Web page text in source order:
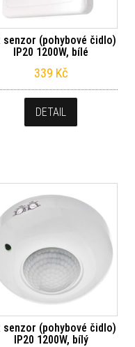
senzor (pohybové čidlo)
IP20 1200W, bílé
339 Kč
DETAIL
senzor (pohybové čidlo)
IP20 1200W, bílý